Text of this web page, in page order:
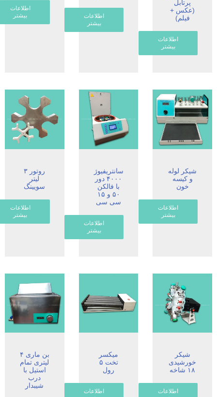
پرتابل
(عکس +
فیلم)
اطلاعات
بیشتر
اطلاعات
بیشتر
اطلاعات
بیشتر
شیکر لوله
و کیسه
خون
اطلاعات
بیشتر
سانتریفیوژ
۴۰۰۰ دور
با فالکن
۵۰ و ۱۵
سی سی
اطلاعات
بیشتر
روتور ۳
سویینگ
اطلاعات
بیشتر
شیکر
خورشیدی
اطلاعات
میکسر
تخت ۵
رول
اطلاعات
بن ماری ۴
لیتری تمام
استیل با
درب
شیبدار